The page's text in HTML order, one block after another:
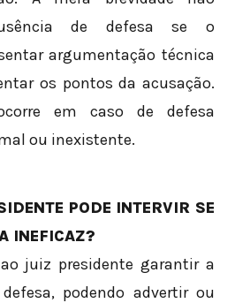
de defesa se o
argumentação técnica
os pontos da acusação.
em caso de defesa
ou inexistente.
PODE INTERVIR SE
INEFICAZ?
juiz presidente garantir a
podendo advertir ou